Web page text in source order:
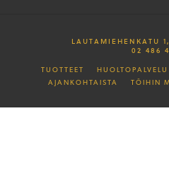
LAUTAMIEHENKATU
02 486
TUOTTEET HUOLTOPALVELU
AJANKOHTAISTA
TÖIHIN